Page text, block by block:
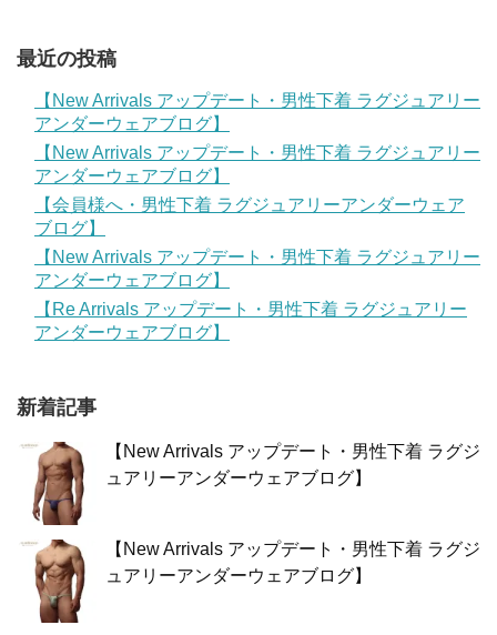
最近の投稿
【New Arrivals アップデート・男性下着 ラグジュアリー
アンダーウェアブログ】
【New Arrivals アップデート・男性下着 ラグジュアリー
アンダーウェアブログ】
【会員様へ・男性下着 ラグジュアリーアンダーウェア
ブログ】
【New Arrivals アップデート・男性下着 ラグジュアリー
アンダーウェアブログ】
【Re Arrivals アップデート・男性下着 ラグジュアリー
アンダーウェアブログ】
新着記事
【New Arrivals アップデート・男性下着 ラグジ
ュアリーアンダーウェアブログ】
【New Arrivals アップデート・男性下着 ラグジ
ュアリーアンダーウェアブログ】